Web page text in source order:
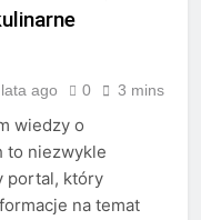
ago 0 3 mins
wiedzy o
to niezwykle
portal, który
na temat